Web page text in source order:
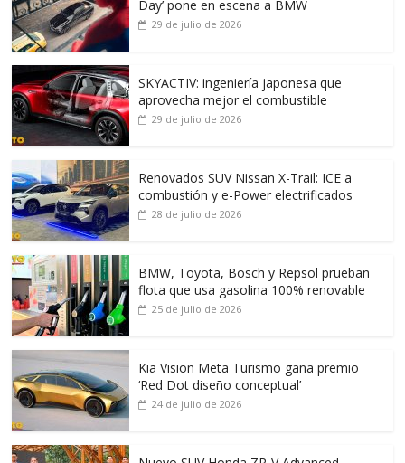
Day’ pone en escena a BMW
29 de julio de 2026
SKYACTIV: ingeniería japonesa que
aprovecha mejor el combustible
29 de julio de 2026
Renovados SUV Nissan X-Trail: ICE a
combustión y e-Power electrificados
28 de julio de 2026
BMW, Toyota, Bosch y Repsol prueban
flota que usa gasolina 100% renovable
25 de julio de 2026
Kia Vision Meta Turismo gana premio
‘Red Dot diseño conceptual’
24 de julio de 2026